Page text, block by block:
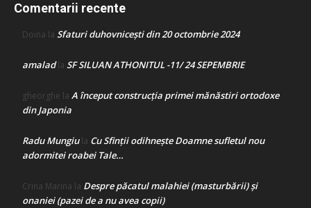
Comentarii recente
Doina la Sfaturi duhovnicești din 20 octombrie 2024
amaladla SF SILUAN ATHONITUL -11/ 24 SEPEMBRIE
gheorghe la A început construcţia primei mănăstiri ortodoxe
din Japonia
Radu Mungiula Cu Sfinții odihnește Doamne sufletul nou
adormitei roabei Tale…
Crina Marina la Despre păcatul malahiei (masturbării) şi
onaniei (pazei de a nu avea copii)